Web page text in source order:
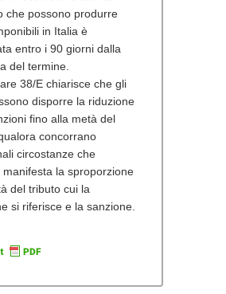
che possono produrre
in Italia è
entro i 90 giorni dalla
del termine.
38/E chiarisce che gli
disporre la riduzione
fino alla metà del
concorrano
circostanze che
manifesta la sproporzione
del tributo cui la
si riferisce e la sanzione.